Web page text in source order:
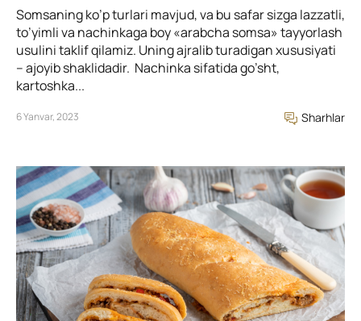
Somsaning ko’p turlari mavjud, va bu safar sizga lazzatli,
to’yimli va nachinkaga boy «arabcha somsa» tayyorlash
usulini taklif qilamiz. Uning ajralib turadigan xususiyati
– ajoyib shaklidadir. Nachinka sifatida go’sht,
kartoshka...
6 Yanvar, 2023 Sharhlar